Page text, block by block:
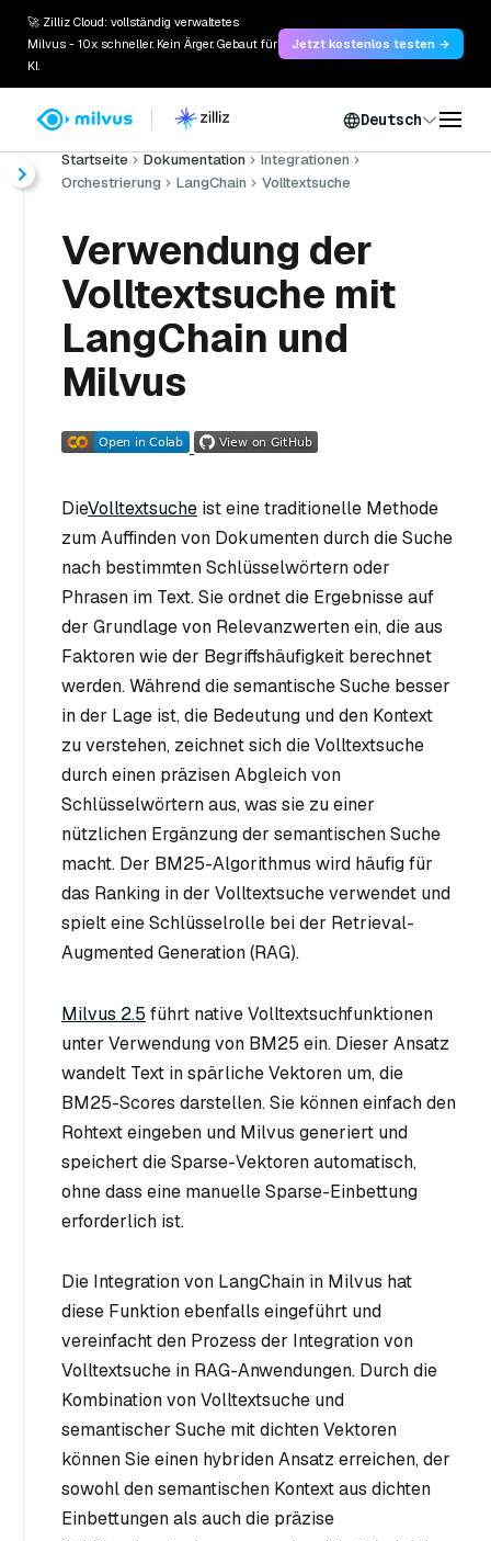
🚀 Zilliz Cloud: vollständig verwaltetes
Milvus - 10x schneller. Kein Ärger. Gebaut für
KI.
Jetzt kostenlos testen →
Deutsch
Startseite Dokumentation
Integrationen
Orchestrierung
LangChain Volltextsuche
Verwendung der
Volltextsuche mit
LangChain und
Milvus
DieVolltextsuche ist eine traditionelle Methode
zum Auffinden von Dokumenten durch die Suche
nach bestimmten Schlüsselwörtern oder
Phrasen im Text. Sie ordnet die Ergebnisse auf
der Grundlage von Relevanzwerten ein, die aus
Faktoren wie der Begriffshäufigkeit berechnet
werden. Während die semantische Suche besser
in der Lage ist, die Bedeutung und den Kontext
zu verstehen, zeichnet sich die Volltextsuche
durch einen präzisen Abgleich von
Schlüsselwörtern aus, was sie zu einer
nützlichen Ergänzung der semantischen Suche
macht. Der BM25-Algorithmus wird häufig für
das Ranking in der Volltextsuche verwendet und
spielt eine Schlüsselrolle bei der Retrieval-
Augmented Generation (RAG).
Milvus 2.5 führt native Volltextsuchfunktionen
unter Verwendung von BM25 ein. Dieser Ansatz
wandelt Text in spärliche Vektoren um, die
BM25-Scores darstellen. Sie können einfach den
Rohtext eingeben und Milvus generiert und
speichert die Sparse-Vektoren automatisch,
ohne dass eine manuelle Sparse-Einbettung
erforderlich ist.
Die Integration von LangChain in Milvus hat
diese Funktion ebenfalls eingeführt und
vereinfacht den Prozess der Integration von
Volltextsuche in RAG-Anwendungen. Durch die
Kombination von Volltextsuche und
semantischer Suche mit dichten Vektoren
können Sie einen hybriden Ansatz erreichen, der
sowohl den semantischen Kontext aus dichten
Einbettungen als auch die präzise